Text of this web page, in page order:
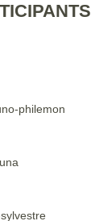
philemon